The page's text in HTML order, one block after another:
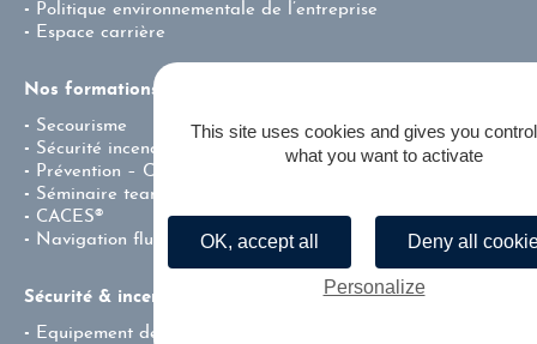
Politique environnementale de l’entreprise
Espace carrière
Nos formations
Secourisme
Sécurité incendie
Prévention – Centre de Test CACES®
Séminaire team building
CACES®
Navigation fluviale professionnelle
Sécurité & incendie
Equipement de protection individuel
This site uses cookies and gives you
what you want to activate
OK, accept all Deny all
Personalize